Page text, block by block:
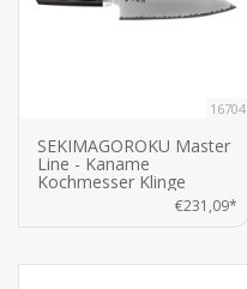
16704
SEKIMAGOROKU Master
Line - Kaname
Kochmesser Klinge
€231,09*